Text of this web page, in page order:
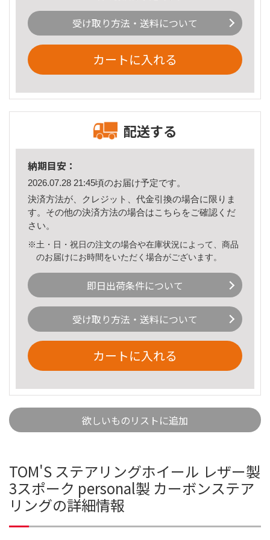
受け取り方法・送料について
カートに入れる
配送する
納期目安：
2026.07.28 21:45頃のお届け予定です。
決済方法が、クレジット、代金引換の場合に限りま
す。その他の決済方法の場合はこちら をご確認くだ
さい。
※土・日・祝日の注文の場合や在庫状況によって、商品
のお届けにお時間をいただく場合がございます。
即日出荷条件について
受け取り方法・送料について
カートに入れる
欲しいものリストに追加
TOM'S ステアリングホイール レザー製
3スポーク personal製 カーボンステア
リングの詳細情報